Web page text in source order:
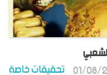
تحقيقات خاصة